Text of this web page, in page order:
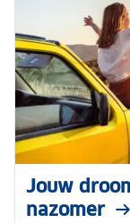
Jouw
nazomer